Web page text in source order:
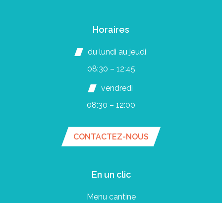
Horaires
du lundi au jeudi
08:30 – 12:45
vendredi
08:30 – 12:00
CONTACTEZ-NOUS
En un clic
Menu cantine